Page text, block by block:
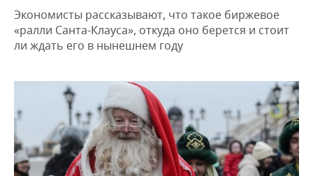
ДЕКЛАРАЦИИ О ДОХОДАХ
КОРОЛИ ГОСЗАКАЗА ПФО
КОМУ ПРИНАДЛЕЖАТ
ТОРГОВЫЕ ЦЕНТРЫ
ТАТАРСТАНА
НОВОСТИ ЭКОНОМИКИ
ФИНАНСЫ
БЮДЖЕТ
ИНВЕСТИЦИИ
ПРОМЫШЛЕННОСТЬ
НОВОСТИ
ПРОМЫШЛЕННОСТИ
АГРОПРОМ
МАШИНОСТРОЕНИЕ
НЕФТЕХИМИЯ
НЕДВИЖИМОСТЬ
НОВОСТИ АВТО
НОВОСТИ БИЗНЕСА
РОЗНИЧНАЯ ТОРГОВЛЯ
ТЕХНОЛОГИИ
НОВОСТИ ТЕХНОЛОГИЙ
МЕРОПРИЯТИЯ
Экономисты рассказывают, что такое биржевое
«ралли Санта-Клауса», откуда оно берется и стоит
ли ждать его в нынешнем году